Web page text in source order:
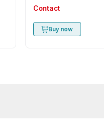
Contact
Buy now